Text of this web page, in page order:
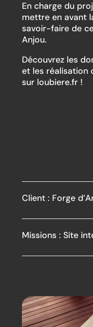
En charge du
mettre en avant
savoir-faire de
Anjou.
Découvrez les
et les réalisation
sur loubiere.fr !
Client : Forge
Missions : Site